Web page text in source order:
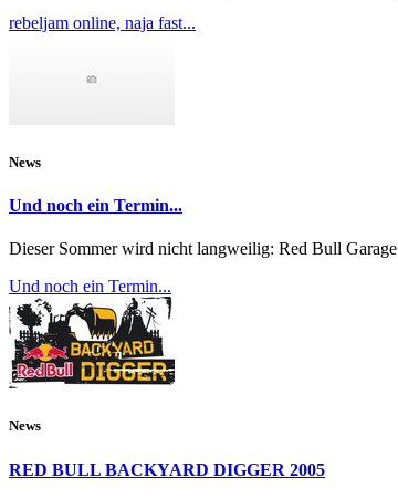
rebeljam online, naja fast...
News
Und noch ein Termin...
Dieser Sommer wird nicht langweilig: Red Bull
Und noch ein Termin...
News
RED BULL BACKYARD DIGGER 2005